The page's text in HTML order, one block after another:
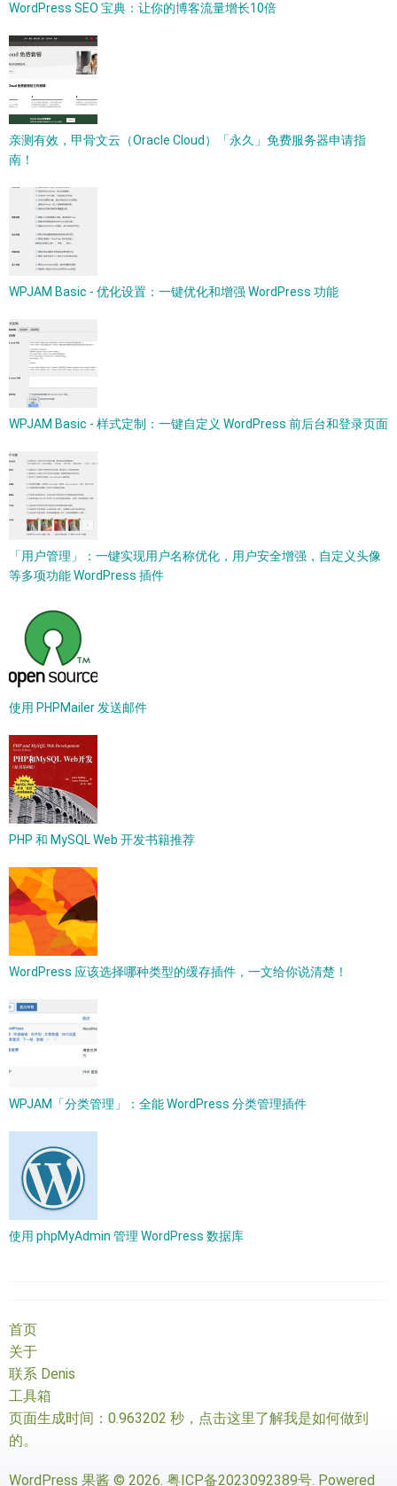
WordPress SEO 宝典：让你的博客流量增长10倍
亲测有效，甲骨文云（Oracle Cloud）「永久」免费服务器申请指
南！
WPJAM Basic - 优化设置：一键优化和增强 WordPress 功能
WPJAM Basic - 样式定制：一键自定义 WordPress 前后台和登录页面
「用户管理」：一键实现用户名称优化，用户安全增强，自定义头像
等多项功能 WordPress 插件
使用 PHPMailer 发送邮件
PHP 和 MySQL Web 开发书籍推荐
WordPress 应该选择哪种类型的缓存插件，一文给你说清楚！
WPJAM「分类管理」：全能 WordPress 分类管理插件
使用 phpMyAdmin 管理 WordPress 数据库
首页
关于
联系 Denis
工具箱
页面生成时间：0.963202 秒， 点击这里了解我是如何做到
的。
WordPress 果酱 © 2026. 粤ICP备2023092389号. Powered